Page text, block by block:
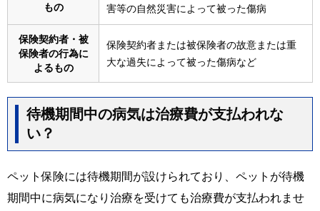
もの
害等の自然災害によって被った傷病
保険契約者・被
保険者の行為に
よるもの
保険契約者または被保険者の故意または重
大な過失によって被った傷病など
待機期間中の病気は治療費が支払われな
い？
ペット保険には待機期間が設けられており、ペットが待機
期間中に病気になり治療を受けても治療費が支払われませ